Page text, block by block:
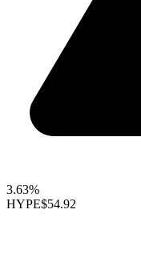
3.63%
HYPE$54.92